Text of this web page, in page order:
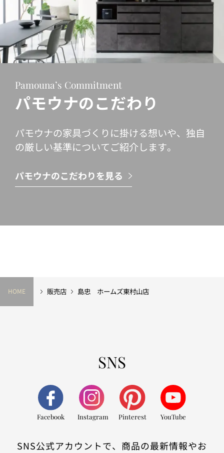
Pamouna’s Commitment
パモウナのこだわり
パモウナの家具づくりに掛ける想いや、独自
の厳しい基準についてご紹介します。
パモウナのこだわりを見る
HOME 販売店 島忠 ホームズ東村山店
SNS
Facebook Instagram Pinterest YouTube
SNS公式アカウントで、商品の最新情報やお